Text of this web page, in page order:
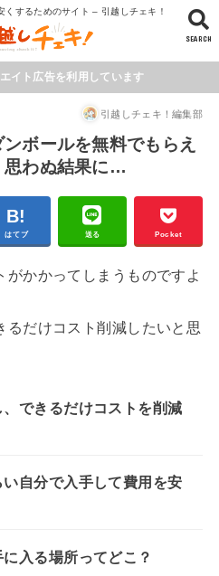
くするためのサイト – 引越しチェキ！
SEARCH
イト広告を利用しています
引越しチェキ！編集部
ンボールを無料でもらえ
思わぬ結果に…
はてブ 送る Pocket
がかかってしまうものですよ
るだけコスト削減したいと思
できるだけコストを削減
自分で入手して費用を安
入る場所ってどこ？